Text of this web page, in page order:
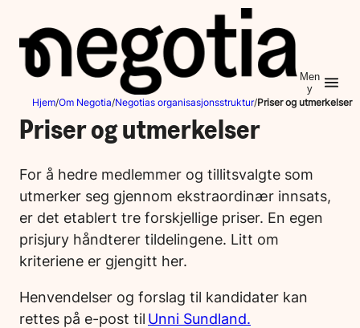
innhold
Men
y
Hjem/Om Negotia/Negotias organisasjonsstruktur/Priser og utmerkelser
Priser og utmerkelser
For å hedre medlemmer og tillitsvalgte som
utmerker seg gjennom ekstraordinær innsats,
er det etablert tre forskjellige priser. En egen
prisjury håndterer tildelingene. Litt om
kriteriene er gjengitt her.
Henvendelser og forslag til kandidater kan
rettes på e-post til Unni Sundland.